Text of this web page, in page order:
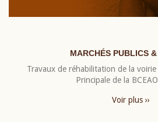
MARCHÉS PUBLICS
Travaux de réhabilitation de la voirie
Principale de la
Voir plus ››